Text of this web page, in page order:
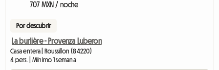
707 MXN / noche
Por descubrir
La burlière - Provenza Luberon
Casa entera | Roussillon (84220)
4 pers. | Mínimo 1 semana